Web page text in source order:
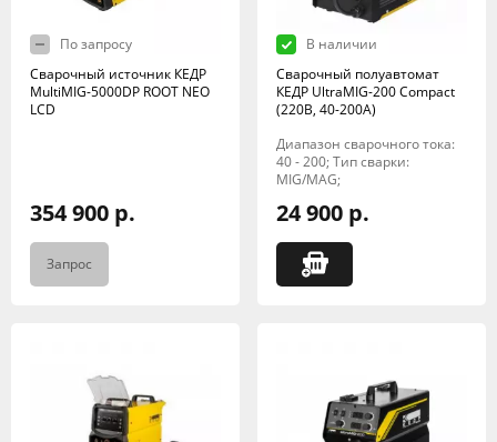
По запросу
Сварочный источник КЕДР
MultiMIG-5000DP ROOT NEO
LCD
354 900 р.
Запрос
В наличии
Сварочный полуавтомат
КЕДР UltraMIG-200 Compact
(220B, 40-200A)
Диапазон сварочного тока:
40 - 200; Тип сварки:
MIG/MAG;
24 900 р.